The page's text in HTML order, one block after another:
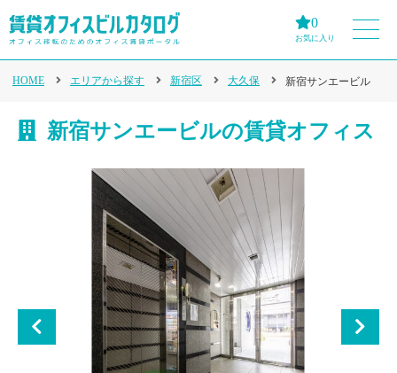
0
お気に入り
HOME エリアから探す 新宿区 大久保 新宿サンエービル
新宿サンエービルの賃貸オフィス